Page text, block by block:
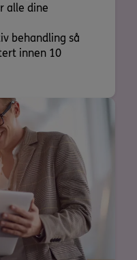
alle dine
behandling så
innen 10